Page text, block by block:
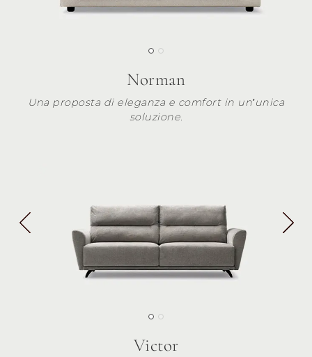
Norman
Una proposta di eleganza e comfort in un’unica
soluzione.
Victor